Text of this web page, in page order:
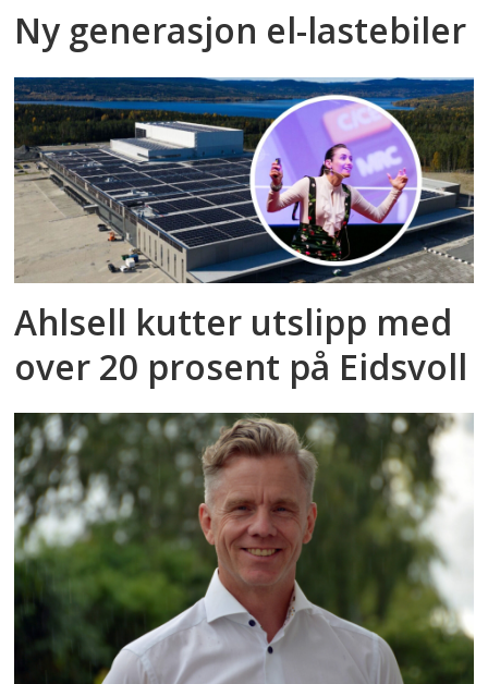
Ny generasjon el-lastebiler
Ahlsell kutter utslipp med
over 20 prosent på Eidsvoll